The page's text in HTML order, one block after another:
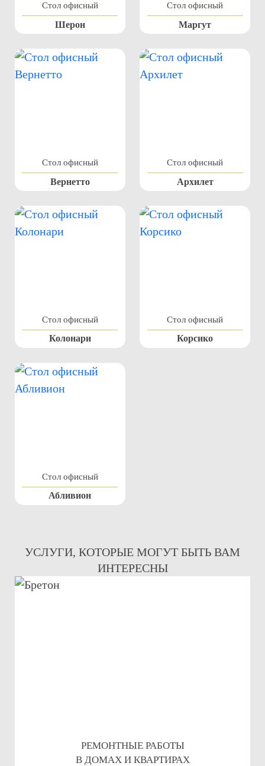
Стол офисный
Шерон
Стол офисный
Маргут
Стол офисный
Вернетто
Стол офисный
Архилет
Стол офисный
Колонари
Стол офисный
Корсико
Стол офисный
Абливион
УСЛУГИ, КОТОРЫЕ МОГУТ БЫТЬ ВАМ
ИНТЕРЕСНЫ
РЕМОНТНЫЕ РАБОТЫ
В ДОМАХ И КВАРТИРАХ